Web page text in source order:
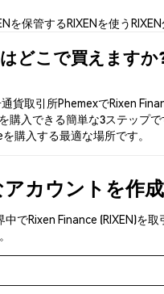
を保管するRIXENを使う
どこで買えますか
貨取引所PhemexでRixen
購入できる簡単な3ステップ
購入する最適な場所です。
カウントを作成
中でRixen Finance (RIXEN)